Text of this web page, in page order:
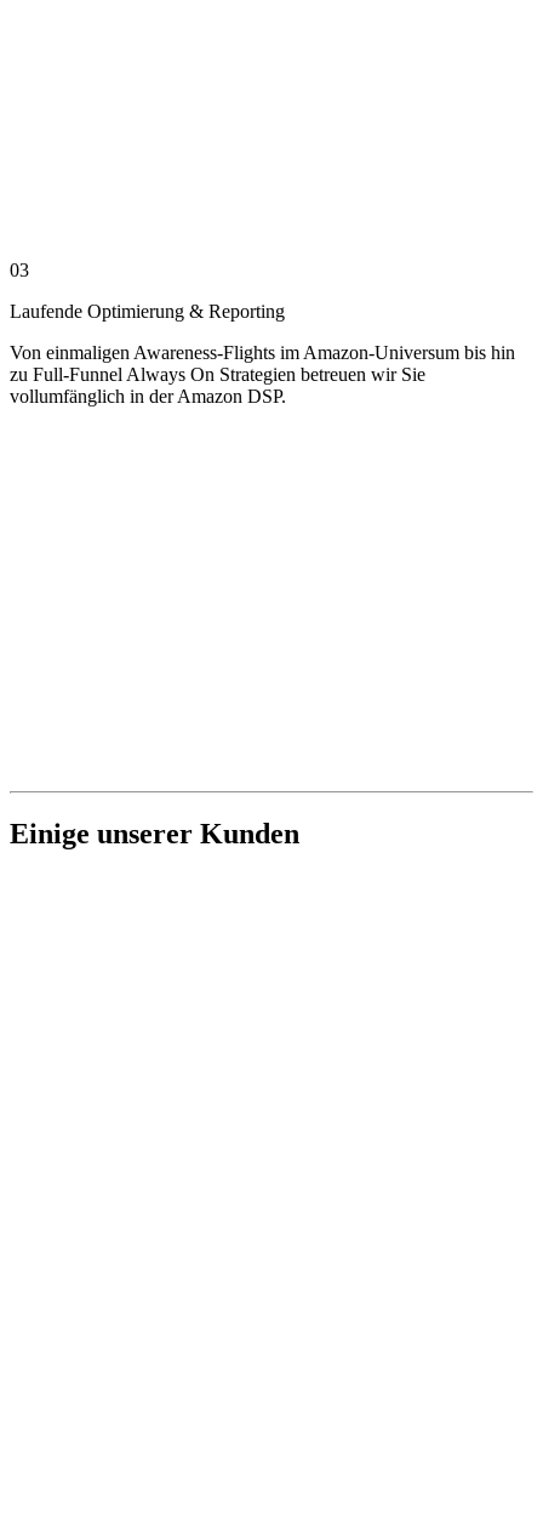
03
Laufende Optimierung & Reporting
Von einmaligen Awareness-Flights im Amazon-Universum bis hin
zu Full-Funnel Always On Strategien betreuen wir Sie
vollumfänglich in der Amazon DSP.
Einige unserer Kunden